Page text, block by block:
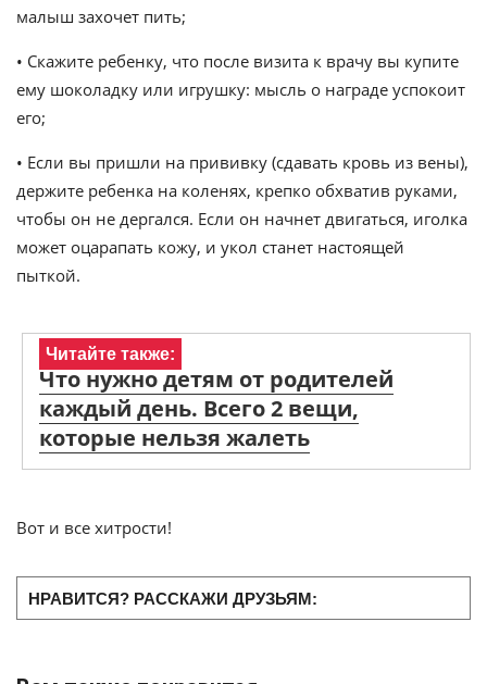
малыш захочет пить;
• Скажите ребенку, что после визита к врачу вы купите
ему шоколадку или игрушку: мысль о награде успокоит
его;
• Если вы пришли на прививку (сдавать кровь из вены),
держите ребенка на коленях, крепко обхватив руками,
чтобы он не дергался. Если он начнет двигаться, иголка
может оцарапать кожу, и укол станет настоящей
пыткой.
Читайте также:
Что нужно детям от родителей
каждый день. Всего 2 вещи,
которые нельзя жалеть
Вот и все хитрости!
НРАВИТСЯ? РАССКАЖИ ДРУЗЬЯМ: